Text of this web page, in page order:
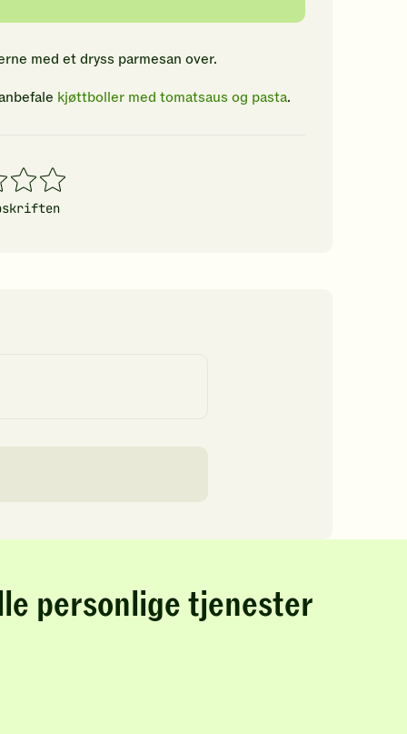
med et dryss parmesan over.
kjøttboller med tomatsaus og pasta.
4
stjerner
5
stjerner
personlige tjenester